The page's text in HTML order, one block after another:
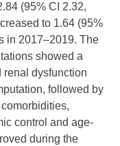
(95% CI 2.32,
to 1.64 (95%
in 2017–2019. The
showed a
renal dysfunction
followed by
control and age-
during the